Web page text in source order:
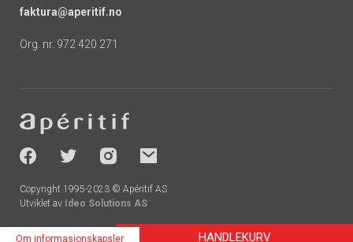
faktura@aperitif.no
Org. nr. 972 420 271
-
socials
Copyright 1995-2023 © Apéritif AS
Utviklet av Ideo Solutions AS
HANDLEKURV
Om informasjonskapsler